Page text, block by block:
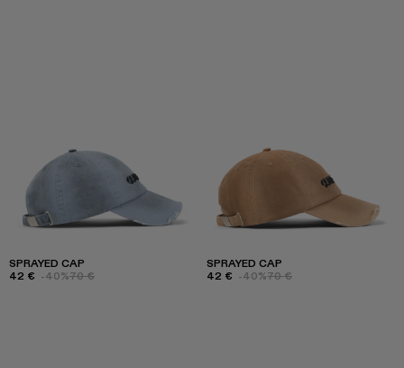
SPRAYED CAP
42 € -40%70 €
SPRAYED CAP
42 € -40%70 €